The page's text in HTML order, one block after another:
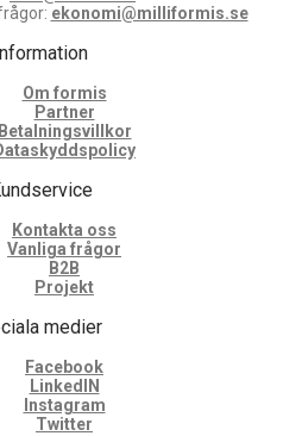
ekonomi@milliformis.se
Information
Om formis
Partner
Betalningsvillkor
Kontakta oss
Vanliga frågor
B2B
Projekt
medier
Facebook
LinkedIN
Instagram
Twitter